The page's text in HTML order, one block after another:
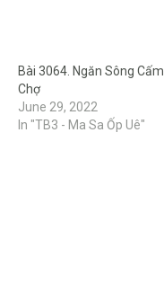
Bài 3064. Ngăn Sông Cấm
Chợ
June 29, 2022
In "TB3 - Ma Sa Ốp Uê"